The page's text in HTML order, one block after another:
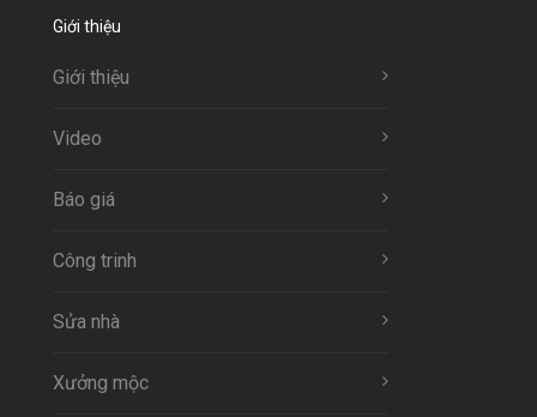
Giới thiệu
Giới thiệu
Video
Báo giá
Công trinh
Sửa nhà
Xưởng mộc